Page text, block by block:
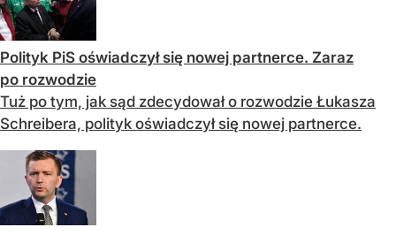
Polityk PiS oświadczył się nowej partnerce. Zaraz
po rozwodzie
Tuż po tym, jak sąd zdecydował o rozwodzie Łukasza
Schreibera, polityk oświadczył się nowej partnerce.